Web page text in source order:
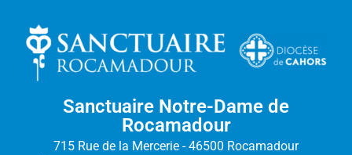
Sanctuaire Notre-Dame de
Rocamadour
715 Rue de la Mercerie - 46500 Rocamadour